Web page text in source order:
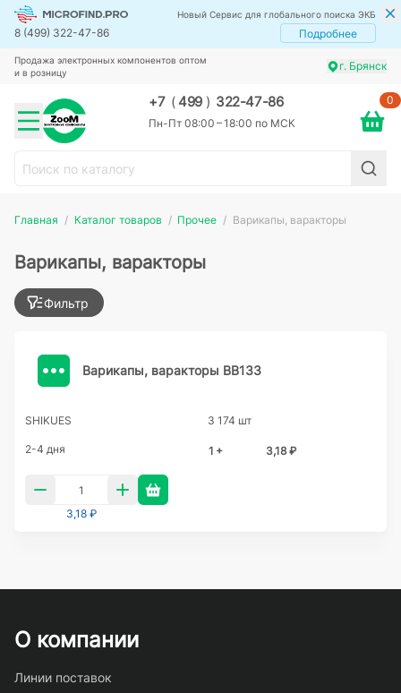
Новый Сервис для глобального поиска ЭКБ
8 (499) 322-47-86 Подробнее
Продажа электронных компонентов оптом
и в розницу
г. Брянск
+7 (499 ) 322-47-86
Пн-Пт 08:00 – 18:00 по МСК
0
Главная Каталог товаров Прочее Варикапы, варакторы
Варикапы, варакторы
Фильтр
Варикапы, варакторы BB133
SHIKUES 3 174 шт
2-4 дня 1 + 3,18 ₽
3,18 ₽
О компании
Линии поставок